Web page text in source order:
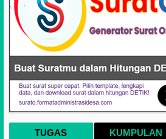
TUGAS KUMPULAN